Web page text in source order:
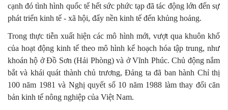
cạnh đó tình hình quốc tế hết sức phức tạp đã tác động lớn đến sự
phát triển kinh tế - xã hội, đẩy nền kinh tế đến khủng hoảng.
Trong thực tiễn xuất hiện các mô hình mới, vượt qua khuôn khổ
của hoạt động kinh tế theo mô hình kế hoạch hóa tập trung, như
khoán hộ ở Đồ Sơn (Hải Phòng) và ở Vĩnh Phúc. Chủ động nắm
bắt và khái quát thành chủ trương, Đảng ta đã ban hành Chỉ thị
100 năm 1981 và Nghị quyết số 10 năm 1988 làm thay đổi căn
bản kinh tế nông nghiệp của Việt Nam.